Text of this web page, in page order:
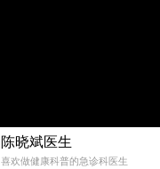
陈晓斌医生
喜欢做健康科普的急诊科医生